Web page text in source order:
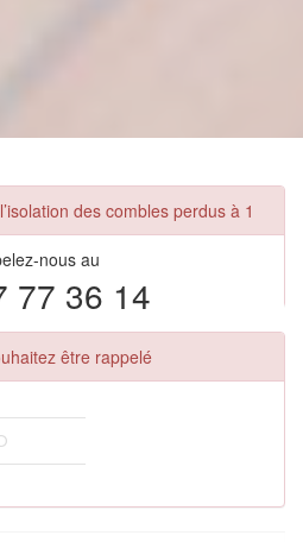
des combles perdus à 1
nous au
77 36 14
être rappelé